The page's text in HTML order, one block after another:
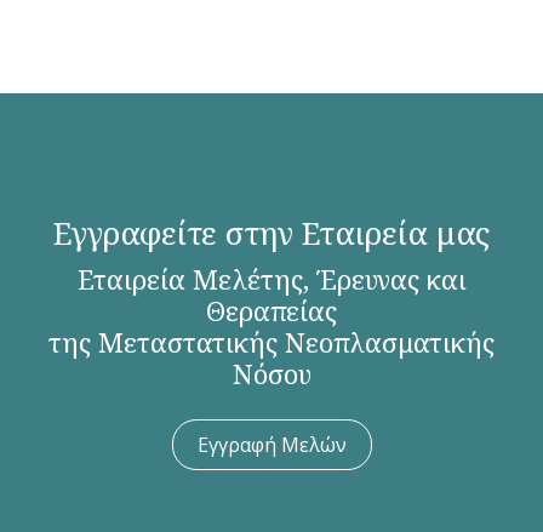
Εγγραφείτε στην Εταιρεία μας
Εταιρεία Μελέτης, Έρευνας και
Θεραπείας
της Μεταστατικής Νεοπλασματικής
Νόσου
Εγγραφή Μελών